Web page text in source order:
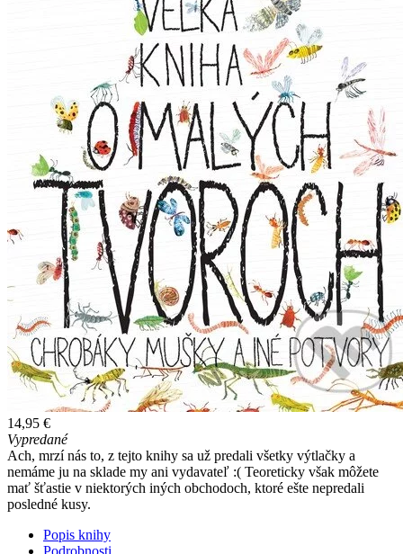
14,95 €
Vypredané
Ach, mrzí nás to, z tejto knihy sa už predali všetky výtlačky a
nemáme ju na sklade my ani vydavateľ :( Teoreticky však môžete
mať šťastie v niektorých iných obchodoch, ktoré ešte nepredali
posledné kusy.
Popis knihy